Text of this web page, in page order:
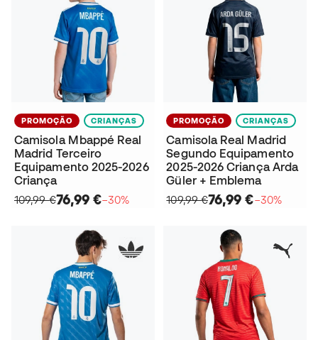
PROMOÇÃO CRIANÇAS
Camisola Mbappé Real
Madrid Terceiro
Equipamento 2025-2026
Criança
109,99 €76,99 €−30%
PROMOÇÃO CRIANÇAS
Camisola Real Madrid
Segundo Equipamento
2025-2026 Criança Arda
Güler + Emblema
109,99 €76,99 €−30%